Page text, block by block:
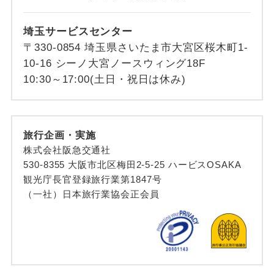
埼玉サービスセンター
〒330-0854 埼玉県さいたま市大宮区桜木町1-
10-16 シーノ大宮ノースウィング18F
10:30～17:00(土日・祝日は休み)
旅行企画・実施
株式会社阪急交通社
530-8355 大阪市北区梅田2-5-25 ハービスOSAKA
観光庁長官登録旅行業第1847号
（一社）日本旅行業協会正会員